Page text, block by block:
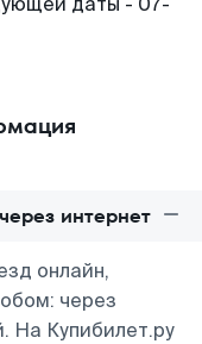
интернет
онлайн,
через
На Купибилет.ру